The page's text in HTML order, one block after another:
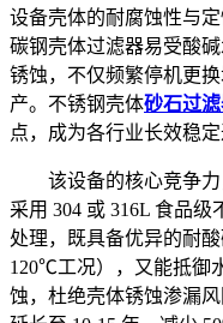
设备壳体的耐腐蚀性与
碳钢壳体过滤器易受酸碱
锈蚀，不仅频繁停机更
产。不锈钢壳体砂石过
点，成为各行业长效稳定
该设备的核心竞争
采用 304 或 316L 食品
处理，既具备优异的耐
120℃工况），又能抵御
蚀，杜绝壳体锈蚀渗漏